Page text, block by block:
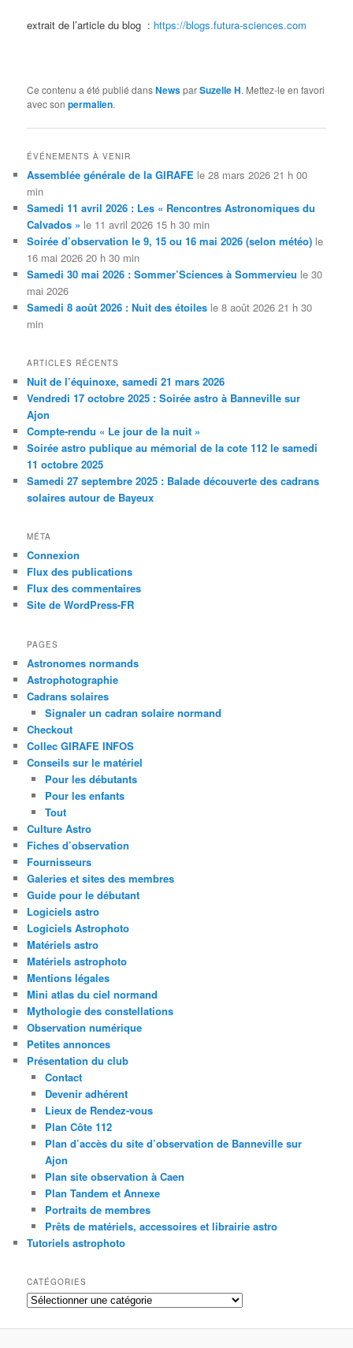
extrait de l’article du blog : https://blogs.futura-sciences.com
Ce contenu a été publié dansNewsparSuzelle H. Mettez-le en favori
avec sonpermalien.
ÉVÉNEMENTS À VENIR
Assemblée générale de la GIRAFE le 28 mars 2026 21 h 00
min
Samedi 11 avril 2026 : Les « Rencontres Astronomiques du
Calvados » le 11 avril 2026 15 h 30 min
Soirée d’observation le 9, 15 ou 16 mai 2026 (selon météo) le
16 mai 2026 20 h 30 min
Samedi 30 mai 2026 : Sommer’Sciences à Sommervieu le 30
mai 2026
Samedi 8 août 2026 : Nuit des étoiles le 8 août 2026 21 h 30
min
ARTICLES RÉCENTS
Nuit de l’équinoxe, samedi 21 mars 2026
Vendredi 17 octobre 2025 : Soirée astro à Banneville sur
Ajon
Compte-rendu « Le jour de la nuit »
Soirée astro publique au mémorial de la cote 112 le samedi
11 octobre 2025
Samedi 27 septembre 2025 : Balade découverte des cadrans
solaires autour de Bayeux
MÉTA
Connexion
Flux des publications
Flux des commentaires
Site de WordPress-FR
PAGES
Astronomes normands
Astrophotographie
Cadrans solaires
Signaler un cadran solaire normand
Checkout
Collec GIRAFE INFOS
Conseils sur le matériel
Pour les débutants
Pour les enfants
Tout
Culture Astro
Fiches d’observation
Fournisseurs
Galeries et sites des membres
Guide pour le débutant
Logiciels astro
Logiciels Astrophoto
Matériels astro
Matériels astrophoto
Mentions légales
Mini atlas du ciel normand
Mythologie des constellations
Observation numérique
Petites annonces
Présentation du club
Contact
Devenir adhérent
Lieux de Rendez-vous
Plan Côte 112
Plan d’accès du site d’observation de Banneville sur
Ajon
Plan site observation à Caen
Plan Tandem et Annexe
Portraits de membres
Prêts de matériels, accessoires et librairie astro
Tutoriels astrophoto
CATÉGORIES
Catégories